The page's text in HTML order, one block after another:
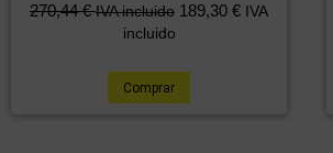
270,44€ IVA incluido 189,30 € IVA
incluido
Comprar